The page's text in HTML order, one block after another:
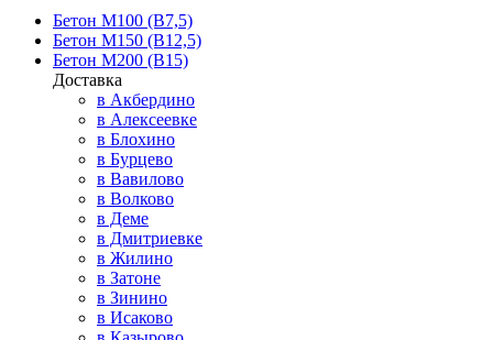
Бетон М100 (В7,5)
Бетон М150 (В12,5)
Бетон М200 (В15)
Доставка
в Акбердино
в Алексеевке
в Блохино
в Бурцево
в Вавилово
в Волково
в Деме
в Дмитриевке
в Жилино
в Затоне
в Зинино
в Исаково